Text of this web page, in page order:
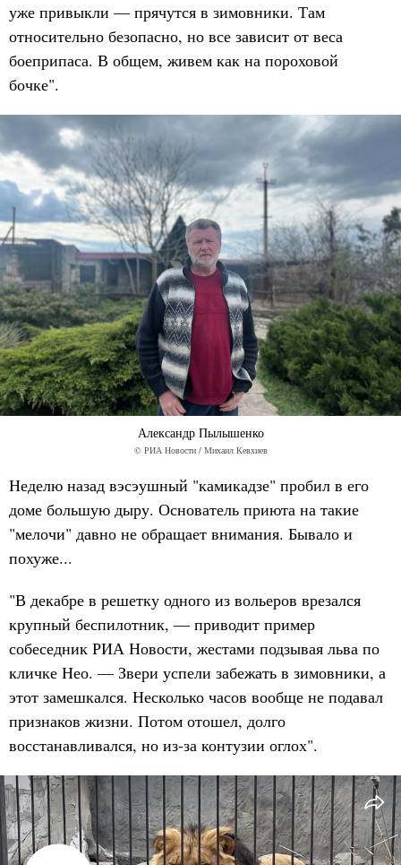
уже привыкли — прячутся в зимовники. Там
относительно безопасно, но все зависит от веса
боеприпаса. В общем, живем как на пороховой
бочке".
Александр Пылышенко
© РИА Новости / Михаил Кевхиев
Неделю назад вэсэушный "камикадзе" пробил в его
доме большую дыру. Основатель приюта на такие
"мелочи" давно не обращает внимания. Бывало и
похуже...
"В декабре в решетку одного из вольеров врезался
крупный беспилотник, — приводит пример
собеседник РИА Новости, жестами подзывая льва по
кличке Нео. — Звери успели забежать в зимовники, а
этот замешкался. Несколько часов вообще не подавал
признаков жизни. Потом отошел, долго
восстанавливался, но из-за контузии оглох".